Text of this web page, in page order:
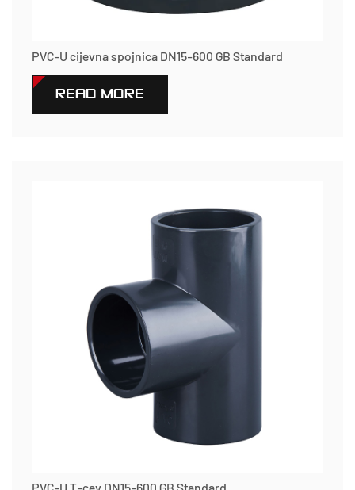
PVC-U cijevna spojnica DN15-600 GB Standard
READ MORE